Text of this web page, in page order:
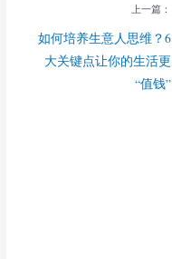
上一篇：
如何培养生意人思维？6
大关键点让你的生活更
“值钱”